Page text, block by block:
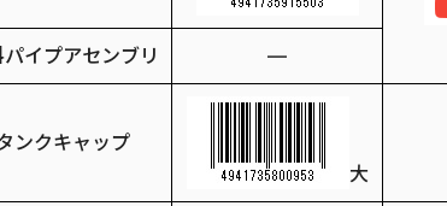
イプアセンブリ ―
ンクキャップ
大